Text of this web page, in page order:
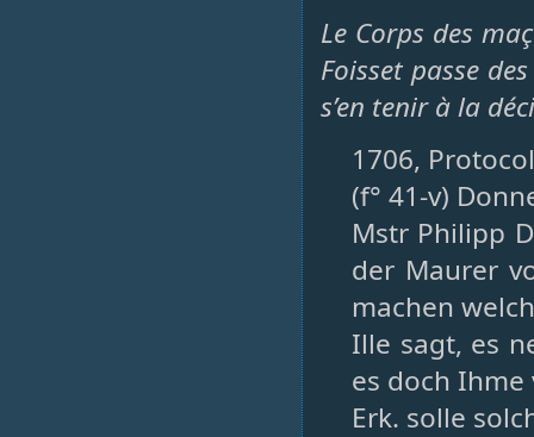
Le Corps des
Foisset passe
s’en tenir à la
1706,
(f° 41-v)
Mstr Philipp
der Maurer
machen
Ille sagt, es
es doch Ihme
Erk. solle